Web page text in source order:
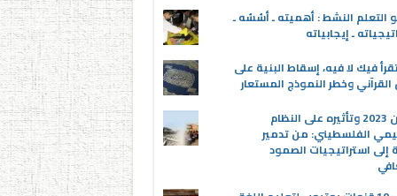
التعلم النشط : أهميته ـ أسُسُه ـ
ـ إيجابياته
فيك لا فيه، إسقاط البنية على
وخطر النموذج المستعار
عدوان 2023 وتأثيره على النظام
الفلسطيني: من تدمير
إلى استراتيجيات الصمود